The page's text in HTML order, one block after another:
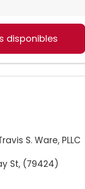
disponibles
S. Ware, PLLC
St, (79424)